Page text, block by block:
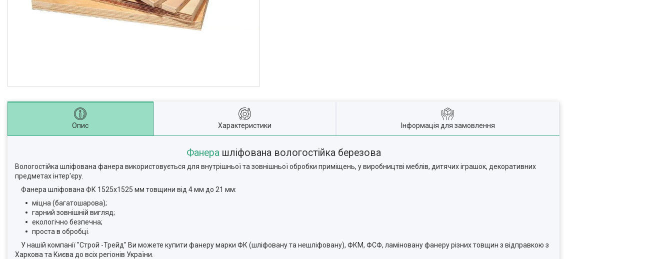
Опис Характеристики Інформація для замовлення
Фанерашліфована вологостійка березова
Вологостійка шліфована фанера використовується для внутрішньої та зовнішньої обробки приміщень, у виробництві меблів, дитячих іграшок, декоративних
предметах інтер'єру.
Фанера шліфована ФК 1525х1525 мм товщини від 4 мм до 21 мм:
міцна (багатошарова);
гарний зовнішній вигляд;
екологічно безпечна;
проста в обробці.
У нашій компанії "Строй -Трейд" Ви можете купити фанеру марки ФК (шліфовану та нешліфовану), ФКМ, ФСФ, ламіновану фанеру різних товщин з відправкою з
Харкова та Києва до всіх регіонів України.